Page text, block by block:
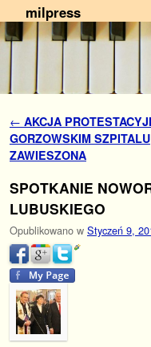
milpress
Nawigacja
← AKCJA
GORZOWSKIM SZPITALU
ZAWIESZONA
SPOTKANIE
LUBUSKIEGO
Opublikowano w Styczeń 9,